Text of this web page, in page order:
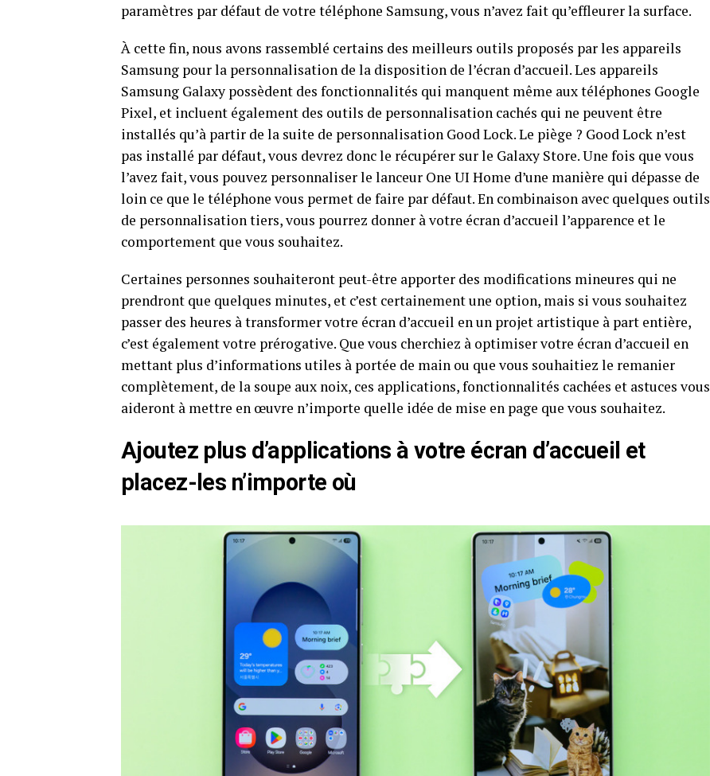
paramètres par défaut de votre téléphone Samsung, vous n’avez fait qu’effleurer la surface.
À cette fin, nous avons rassemblé certains des meilleurs outils proposés par les appareils
Samsung pour la personnalisation de la disposition de l’écran d’accueil. Les appareils
Samsung Galaxy possèdent des fonctionnalités qui manquent même aux téléphones Google
Pixel, et incluent également des outils de personnalisation cachés qui ne peuvent être
installés qu’à partir de la suite de personnalisation Good Lock. Le piège ? Good Lock n’est
pas installé par défaut, vous devrez donc le récupérer sur le Galaxy Store. Une fois que vous
l’avez fait, vous pouvez personnaliser le lanceur One UI Home d’une manière qui dépasse de
loin ce que le téléphone vous permet de faire par défaut. En combinaison avec quelques outils
de personnalisation tiers, vous pourrez donner à votre écran d’accueil l’apparence et le
comportement que vous souhaitez.
Certaines personnes souhaiteront peut-être apporter des modifications mineures qui ne
prendront que quelques minutes, et c’est certainement une option, mais si vous souhaitez
passer des heures à transformer votre écran d’accueil en un projet artistique à part entière,
c’est également votre prérogative. Que vous cherchiez à optimiser votre écran d’accueil en
mettant plus d’informations utiles à portée de main ou que vous souhaitiez le remanier
complètement, de la soupe aux noix, ces applications, fonctionnalités cachées et astuces vous
aideront à mettre en œuvre n’importe quelle idée de mise en page que vous souhaitez.
Ajoutez plus d’applications à votre écran d’accueil et
placez-les n’importe où